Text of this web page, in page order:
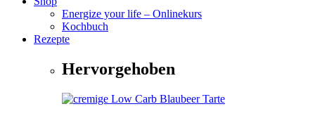
Energize your life – Onlinekurs
Kochbuch
Rezepte
Hervorgehoben